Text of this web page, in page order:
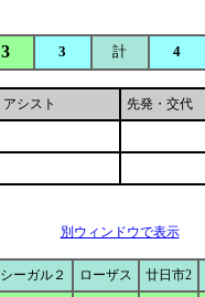
3 3 計 4
アシスト 先発・交代
別ウィンドウで表示
シーガル２ ローザス 廿日市2